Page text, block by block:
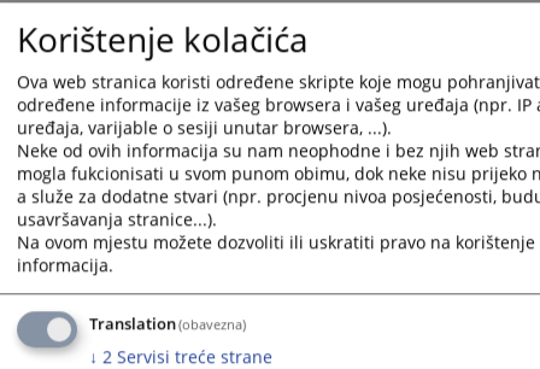
1006PREGLEDA
Korištenje kolačića
Ova web stranica koristi određene skripte koje mogu
određene informacije iz vašeg browsera i vašeg uređaja (npr. IP
uređaja, varijable o sesiji unutar browsera, ...).
Neke od ovih informacija su nam neophodne i bez njih web
mogla fukcionisati u svom punom obimu, dok neke nisu prijeko
a služe za dodatne stvari (npr. procjenu nivoa posjećenosti,
usavršavanja stranice...).
Na ovom mjestu možete dozvoliti ili uskratiti pravo na
informacija.
Translation(obavezna)
↓ 2 Servisi treće strane